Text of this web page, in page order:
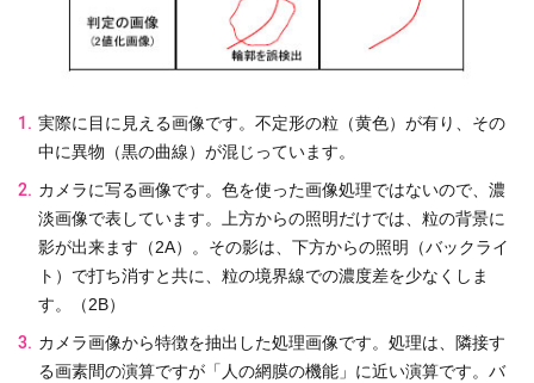
実際に目に見える画像です。不定形の粒（黄色）が有り、その
中に異物（黒の曲線）が混じっています。
カメラに写る画像です。色を使った画像処理ではないので、濃
淡画像で表しています。上方からの照明だけでは、粒の背景に
影が出来ます（2A）。その影は、下方からの照明（バックライ
ト）で打ち消すと共に、粒の境界線での濃度差を少なくしま
す。（2B）
カメラ画像から特徴を抽出した処理画像です。処理は、隣接す
る画素間の演算ですが「人の網膜の機能」に近い演算です。バ